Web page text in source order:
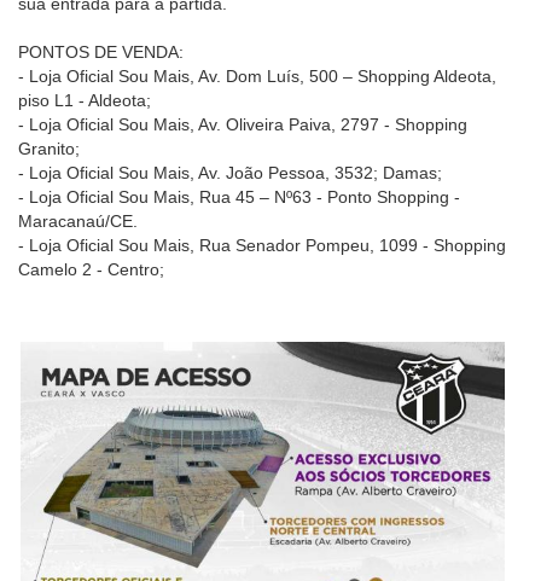
sua entrada para a partida.
PONTOS DE VENDA:
- Loja Oficial Sou Mais, Av. Dom Luís, 500 – Shopping Aldeota,
piso L1 - Aldeota;
- Loja Oficial Sou Mais, Av. Oliveira Paiva, 2797 - Shopping
Granito;
- Loja Oficial Sou Mais, Av. João Pessoa, 3532; Damas;
- Loja Oficial Sou Mais, Rua 45 – Nº63 - Ponto Shopping -
Maracanaú/CE.
- Loja Oficial Sou Mais, Rua Senador Pompeu, 1099 - Shopping
Camelo 2 - Centro;